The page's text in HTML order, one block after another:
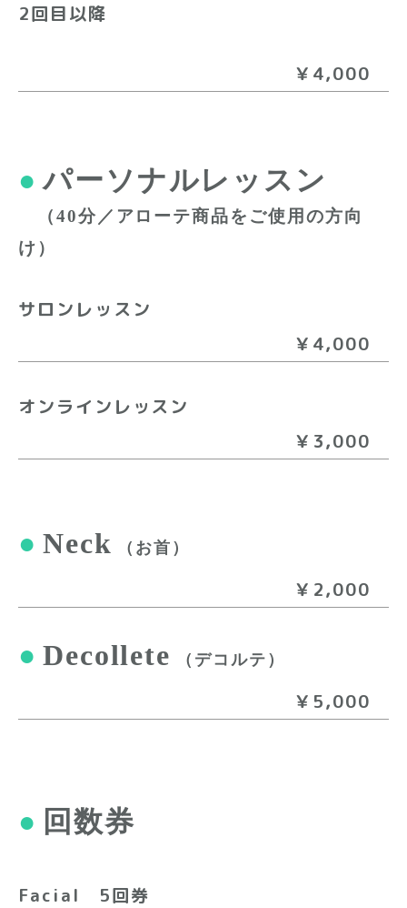
2回目以降
￥4,000
● パーソナルレッスン
（40分／アローテ商品をご使用の方向
け）
サロンレッスン
￥4,000
オンラインレッスン
￥3,000
● Neck （お首）
￥2,000
● Decollete （デコルテ）
￥5,000
● 回数券
Facial 5回券